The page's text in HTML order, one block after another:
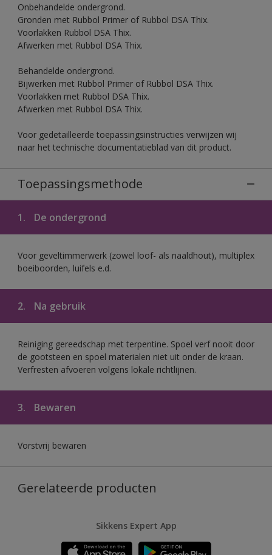
Onbehandelde ondergrond.
Gronden met Rubbol Primer of Rubbol DSA Thix.
Voorlakken Rubbol DSA Thix.
Afwerken met Rubbol DSA Thix.
Behandelde ondergrond.
Bijwerken met Rubbol Primer of Rubbol DSA Thix.
Voorlakken met Rubbol DSA Thix.
Afwerken met Rubbol DSA Thix.
Voor gedetailleerde toepassingsinstructies verwijzen wij
naar het technische documentatieblad van dit product.
Toepassingsmethode
1. De ondergrond
Voor geveltimmerwerk (zowel loof- als naaldhout), multiplex
boeiboorden, luifels e.d.
2. Na gebruik
Reiniging gereedschap met terpentine. Spoel verf nooit door
de gootsteen en spoel materialen niet uit onder de kraan.
Verfresten afvoeren volgens lokale richtlijnen.
3. Bewaren
Vorstvrij bewaren
Gerelateerde producten
Sikkens Expert App